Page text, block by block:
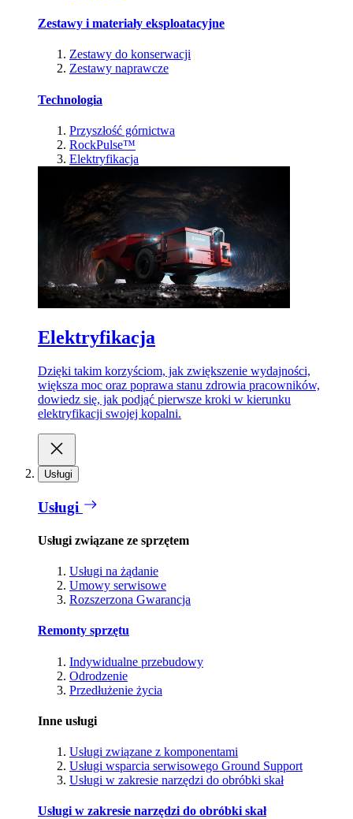
Zestawy i materiały eksploatacyjne
Zestawy do konserwacji
Zestawy naprawcze
Technologia
Przyszłość górnictwa
RockPulse™
Elektryfikacja
Elektryfikacja
Dzięki takim korzyściom, jak zwiększenie wydajności,
większa moc oraz poprawa stanu zdrowia pracowników,
dowiedz się, jak podjąć pierwsze kroki w kierunku
elektryfikacji swojej kopalni.
Usługi
Usługi
Usługi związane ze sprzętem
Usługi na żądanie
Umowy serwisowe
Rozszerzona Gwarancja
Remonty sprzętu
Indywidualne przebudowy
Odrodzenie
Przedłużenie życia
Inne usługi
Usługi związane z komponentami
Usługi wsparcia serwisowego Ground Support
Usługi w zakresie narzędzi do obróbki skał
Usługi w zakresie narzędzi do obróbki skał